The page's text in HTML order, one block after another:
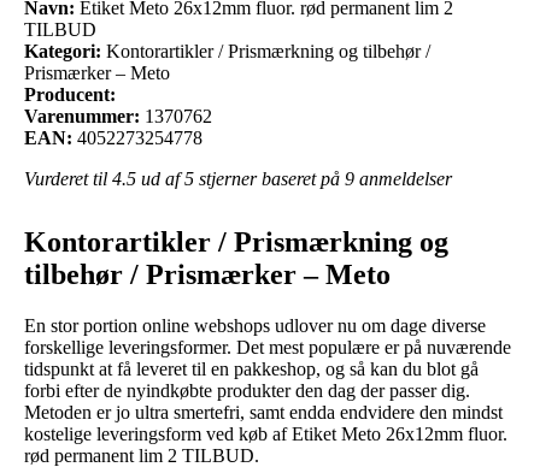
Navn: Etiket Meto 26x12mm fluor. rød permanent lim 2
TILBUD
Kategori: Kontorartikler / Prismærkning og tilbehør /
Prismærker – Meto
Producent:
Varenummer: 1370762
EAN: 4052273254778
Vurderet til 4.5 ud af 5 stjerner baseret på 9 anmeldelser
Kontorartikler / Prismærkning og
tilbehør / Prismærker – Meto
En stor portion online webshops udlover nu om dage diverse
forskellige leveringsformer. Det mest populære er på nuværende
tidspunkt at få leveret til en pakkeshop, og så kan du blot gå
forbi efter de nyindkøbte produkter den dag der passer dig.
Metoden er jo ultra smertefri, samt endda endvidere den mindst
kostelige leveringsform ved køb af Etiket Meto 26x12mm fluor.
rød permanent lim 2 TILBUD.